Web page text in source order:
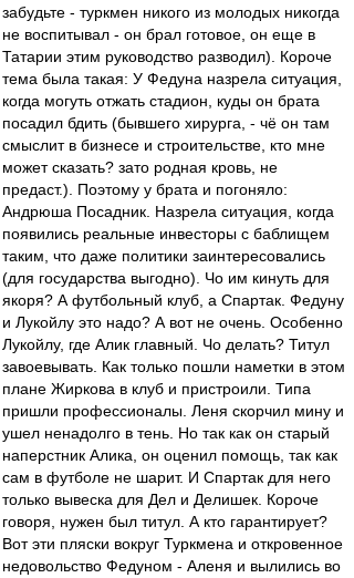
забудьте - туркмен никого из молодых никогда
не воспитывал - он брал готовое, он еще в
Татарии этим руководство разводил). Короче
тема была такая: У Федуна назрела ситуация,
когда могуть отжать стадион, куды он брата
посадил бдить (бывшего хирурга, - чё он там
смыслит в бизнесе и строительстве, кто мне
может сказать? зато родная кровь, не
предаст.). Поэтому у брата и погоняло:
Андрюша Посадник. Назрела ситуация, когда
появились реальные инвесторы с баблищем
таким, что даже политики заинтересовались
(для государства выгодно). Чо им кинуть для
якоря? А футбольный клуб, а Спартак. Федуну
и Лукойлу это надо? А вот не очень. Особенно
Лукойлу, где Алик главный. Чо делать? Титул
завоевывать. Как только пошли наметки в этом
плане Жиркова в клуб и пристроили. Типа
пришли профессионалы. Леня скорчил мину и
ушел ненадолго в тень. Но так как он старый
наперстник Алика, он оценил помощь, так как
сам в футболе не шарит. И Спартак для него
только вывеска для Дел и Делишек. Короче
говоря, нужен был титул. А кто гарантирует?
Вот эти пляски вокруг Туркмена и откровенное
недовольство Федуном - Аленя и вылились во